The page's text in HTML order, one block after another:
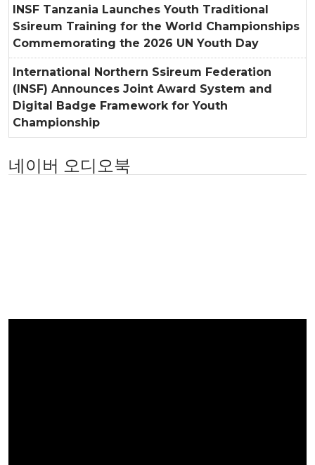
INSF Tanzania Launches Youth Traditional
Ssireum Training for the World Championships
Commemorating the 2026 UN Youth Day
International Northern Ssireum Federation
(INSF) Announces Joint Award System and
Digital Badge Framework for Youth
Championship
네이버 오디오북